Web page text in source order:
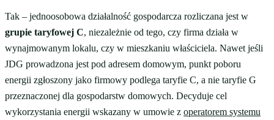
Tak – jednoosobowa działalność gospodarcza rozliczana jest w
grupie taryfowej C, niezależnie od tego, czy firma działa w
wynajmowanym lokalu, czy w mieszkaniu właściciela. Nawet jeśli
JDG prowadzona jest pod adresem domowym, punkt poboru
energii zgłoszony jako firmowy podlega taryfie C, a nie taryfie G
przeznaczonej dla gospodarstw domowych. Decyduje cel
wykorzystania energii wskazany w umowie z operatorem systemu